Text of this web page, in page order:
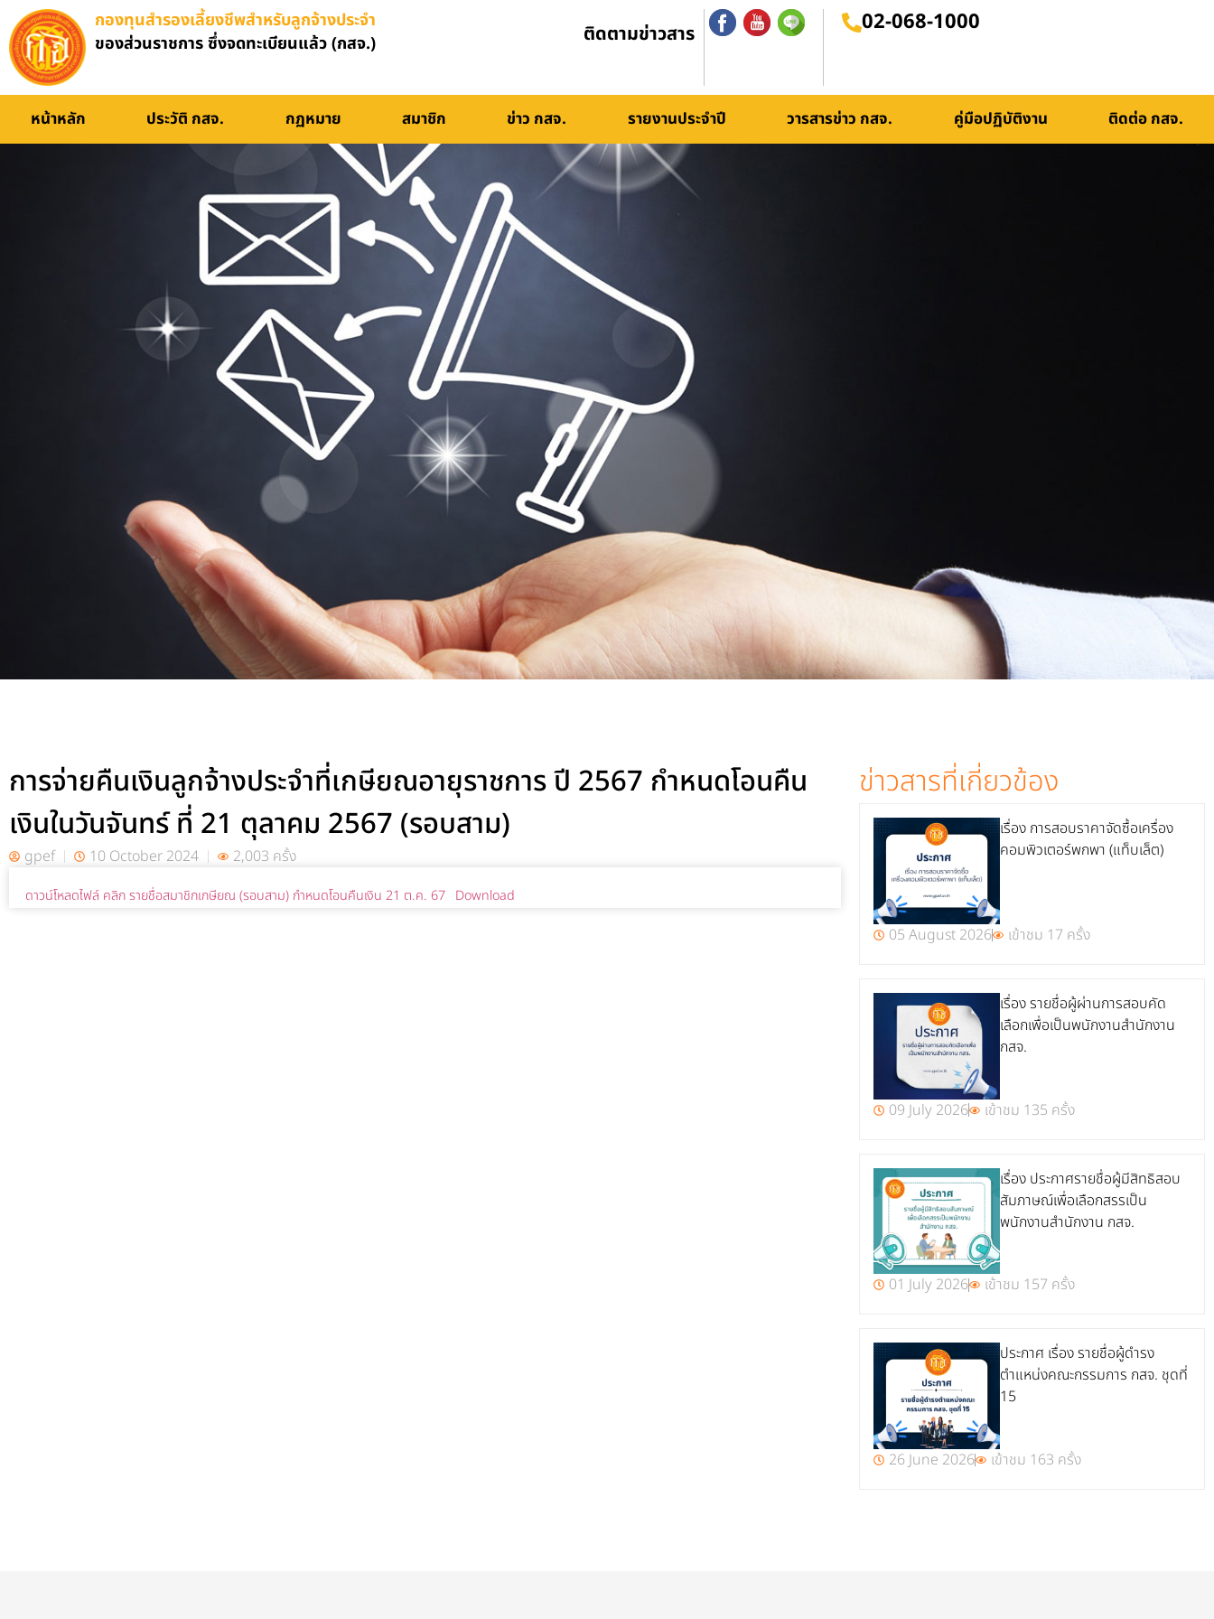
กองทุนสำรองเลี้ยงชีพสำหรับลูกจ้างประจำ
ของส่วนราชการ ซึ่งจดทะเบียนแล้ว (กสจ.)
ติดตามข่าวสาร 02-068-1000
หน้าหลัก ประวัติ กสจ. กฏหมาย สมาชิก ข่าว กสจ. รายงานประจำปี วารสารข่าว กสจ. คู่มือปฏิบัติงาน ติดต่อ กสจ.
การจ่ายคืนเงินลูกจ้างประจำที่เกษียณอายุราชการ ปี 2567 กำหนดโอนคืน
เงินในวันจันทร์ ที่ 21 ตุลาคม 2567 (รอบสาม)
gpef 10 October 2024 2,003 ครั้ง
ดาวน์โหลดไฟล์ คลิก รายชื่อสมาชิกเกษียณ (รอบสาม) กำหนดโอนคืนเงิน 21 ต.ค. 67 Download
ข่าวสารที่เกี่ยวข้อง
เรื่อง การสอบราคาจัดซื้อเครื่อง
คอมพิวเตอร์พกพา (แท็บเล็ต)
05 August 2026 เข้าชม 17 ครั้ง
เรื่อง รายชื่อผู้ผ่านการสอบคัด
เลือกเพื่อเป็นพนักงานสำนักงาน
กสจ.
09 July 2026 เข้าชม 135 ครั้ง
เรื่อง ประกาศรายชื่อผู้มีสิทธิสอบ
สัมภาษณ์เพื่อเลือกสรรเป็น
พนักงานสำนักงาน กสจ.
01 July 2026 เข้าชม 157 ครั้ง
ประกาศ เรื่อง รายชื่อผู้ดำรง
ตำแหน่งคณะกรรมการ กสจ. ชุดที่
15
26 June 2026 เข้าชม 163 ครั้ง